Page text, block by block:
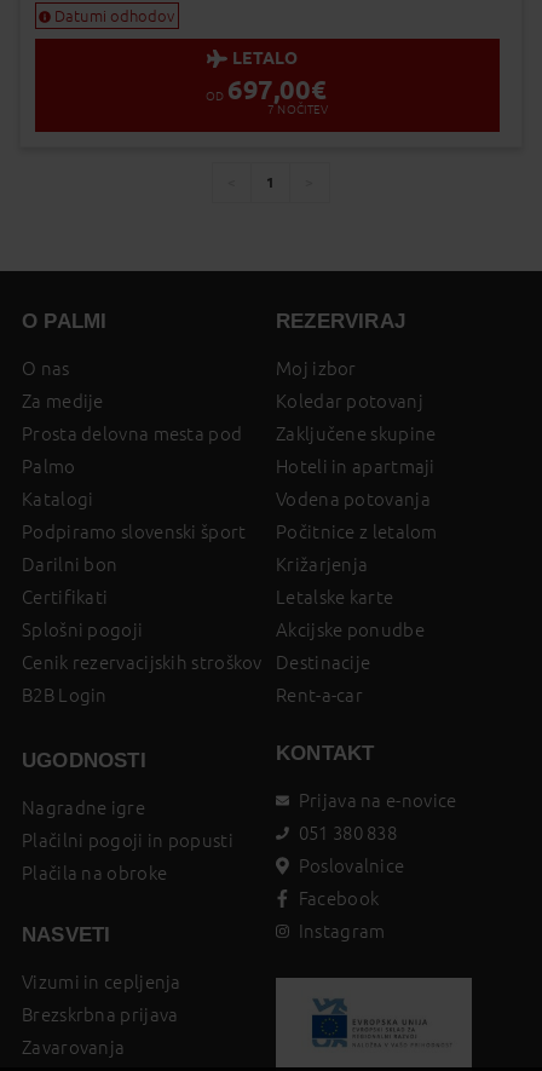
Datumi odhodov
LETALO
OD 697,00€
7 NOČITEV
You're
1
O PALMI
O nas
Za medije
Prosta delovna mesta pod
Palmo
Katalogi
Podpiramo slovenski šport
Darilni bon
Certifikati
Splošni pogoji
Cenik rezervacijskih stroškov
B2B Login
UGODNOSTI
Nagradne igre
Plačilni pogoji in popusti
Plačila na obroke
NASVETI
Vizumi in cepljenja
Brezskrbna prijava
Zavarovanja
REZERVIRAJ
Moj izbor
Koledar potovanj
Zaključene skupine
Hoteli in apartmaji
Vodena potovanja
Počitnice z letalom
Križarjenja
Letalske karte
Akcijske ponudbe
Destinacije
Rent-a-car
KONTAKT
Prijava na e-novice
051 380 838
Poslovalnice
Facebook
Instagram